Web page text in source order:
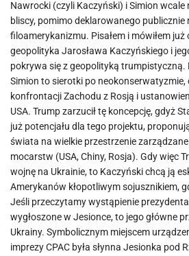
Nawrocki (czyli Kaczyński) i Simion wcale
bliscy, pomimo deklarowanego publicznie
filoamerykanizmu. Pisałem i mówiłem
geopolityka Jarosława Kaczyńskiego i
pokrywa się z geopolityką trumpistyczną.
Simion to sierotki po neokonserwatyzmie,
konfrontacji Zachodu z Rosją i
USA. Trump zarzucił tę koncepcję, gdyż
już potencjału dla tego projektu,
świata na wielkie przestrzenie
mocarstw (USA, Chiny, Rosja). Gdy więc
wojnę na Ukrainie, to Kaczyński chcą ją
Amerykanów kłopotliwym sojusznikiem,
Jeśli przeczytamy wystąpienie
wygłoszone w Jesionce, to jego główne
Ukrainy. Symbolicznym miejscem
imprezy CPAC była słynna Jesionka pod